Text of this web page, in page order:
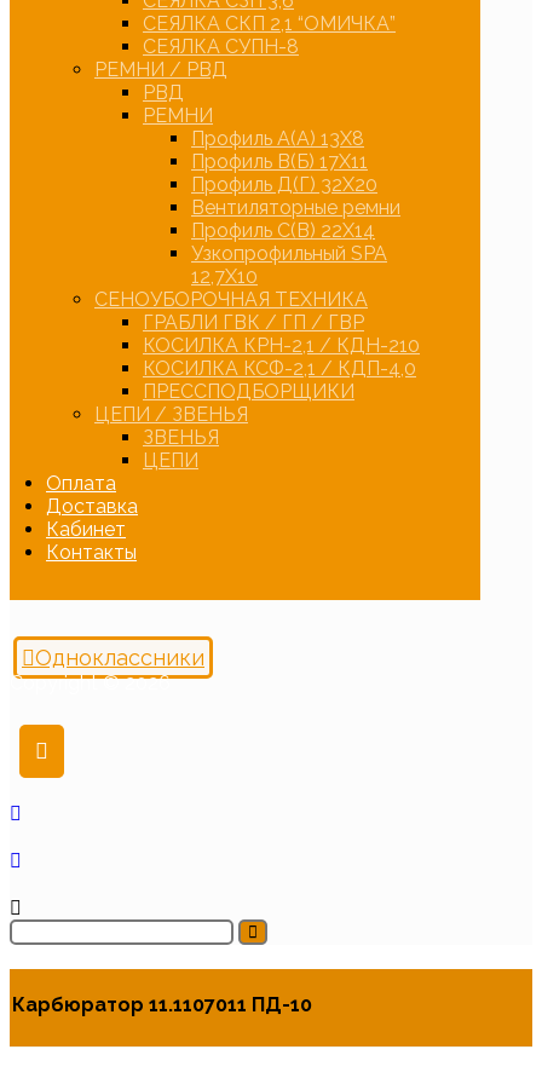
СЕЯЛКА СКП 2,1 “ОМИЧКА”
СЕЯЛКА СУПН-8
РЕМНИ / РВД
РВД
РЕМНИ
Профиль А(А) 13Х8
Профиль В(Б) 17Х11
Профиль Д(Г) 32Х20
Вентиляторные ремни
Профиль С(В) 22Х14
Узкопрофильный SPA
12,7Х10
СЕНОУБОРОЧНАЯ ТЕХНИКА
ГРАБЛИ ГВК / ГП / ГВР
КОСИЛКА КРН-2,1 / КДН-210
КОСИЛКА КСФ-2,1 / КДП-4,0
ПРЕССПОДБОРЩИКИ
ЦЕПИ / ЗВЕНЬЯ
ЗВЕНЬЯ
ЦЕПИ
Оплата
Доставка
Кабинет
Контакты
Одноклассники
Copyright © 2026
Карбюратор 11.1107011 ПД-10